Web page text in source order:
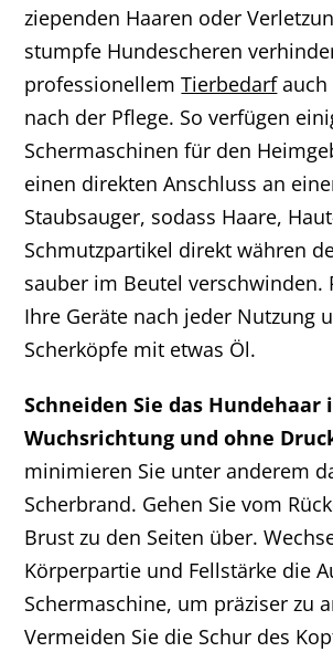
ziependen Haaren oder
stumpfe Hundescheren
professionellemTierbedarfauch
nach der Pflege. So verfügen
Schermaschinen für den
einen direkten Anschluss an
Staubsauger, sodass Haare,
Schmutzpartikel direkt währen
sauber im Beutel verschwinden.
Ihre Geräte nach jeder Nutzung
Scherköpfe mit etwas Öl.
Schneiden Sie das Hundehaar
Wuchsrichtung und ohne
minimieren Sie unter anderem
Scherbrand. Gehen Sie vom
Brust zu den Seiten über.
Körperpartie und Fellstärke die
Schermaschine, um präziser zu
Vermeiden Sie die Schur des